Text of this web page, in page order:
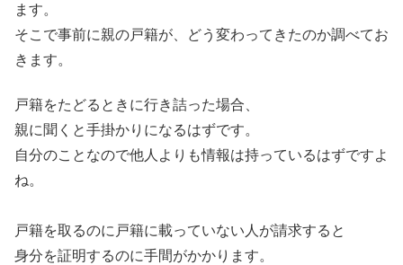
ます。
そこで事前に親の戸籍が、どう変わってきたのか調べてお
きます。
戸籍をたどるときに行き詰った場合、
親に聞くと手掛かりになるはずです。
自分のことなので他人よりも情報は持っているはずですよ
ね。
戸籍を取るのに戸籍に載っていない人が請求すると
身分を証明するのに手間がかかります。